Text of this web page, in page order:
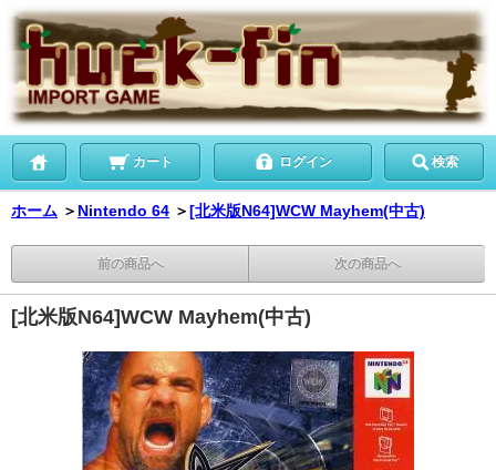
カート ログイン 検索
ホーム ＞ Nintendo 64 ＞[北米版N64]WCW Mayhem(中古)
前の商品へ 次の商品へ
[北米版N64]WCW Mayhem(中古)